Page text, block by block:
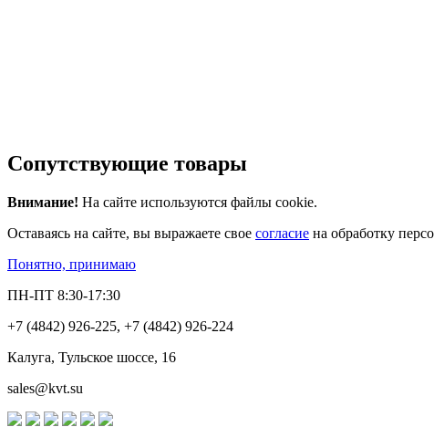
Сопутствующие товары
Внимание! На сайте используются файлы cookie.
Оставаясь на сайте, вы выражаете свое согласие на обработку
Понятно, принимаю
ПН-ПТ 8:30-17:30
+7 (4842) 926-225, +7 (4842) 926-224
Калуга, Тульское шоссе, 16
sales@kvt.su